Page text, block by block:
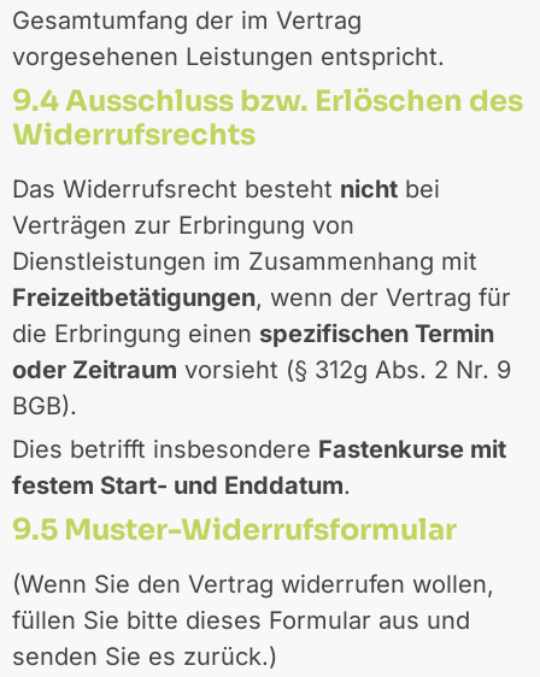
Gesamtumfang der im Vertrag
vorgesehenen Leistungen entspricht.
9.4 Ausschluss bzw. Erlöschen des
Widerrufsrechts
Das Widerrufsrecht besteht nicht bei
Verträgen zur Erbringung von
Dienstleistungen im Zusammenhang mit
Freizeitbetätigungen, wenn der Vertrag für
die Erbringung einen spezifischen Termin
oder Zeitraum vorsieht (§ 312g Abs. 2 Nr. 9
BGB).
Dies betrifft insbesondere Fastenkurse mit
festem Start- und Enddatum.
9.5 Muster-Widerrufsformular
(Wenn Sie den Vertrag widerrufen wollen,
füllen Sie bitte dieses Formular aus und
senden Sie es zurück.)